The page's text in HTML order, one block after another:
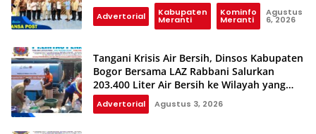
Advertorial Kabupaten
Meranti
Kominfo
Meranti
Agustus
6, 2026
Tangani Krisis Air Bersih, Dinsos Kabupaten
Bogor Bersama LAZ Rabbani Salurkan
203.400 Liter Air Bersih ke Wilayah yang
Terdampak Kekeringan
Advertorial Agustus 3, 2026